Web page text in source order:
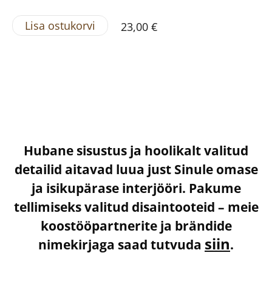
Lisa ostukorvi 23,00 €
Hubane sisustus ja hoolikalt valitud
detailid aitavad luua just Sinule omase
ja isikupärase interjööri. Pakume
tellimiseks valitud disaintooteid – meie
koostööpartnerite ja brändide
nimekirjaga saad tutvuda siin.